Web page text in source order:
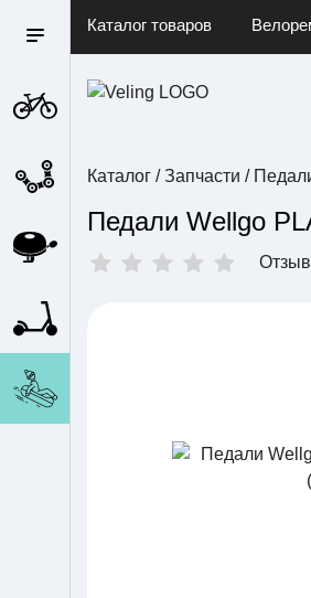
Каталог товаров
Каталог / Запчасти /
Педали Wellgo